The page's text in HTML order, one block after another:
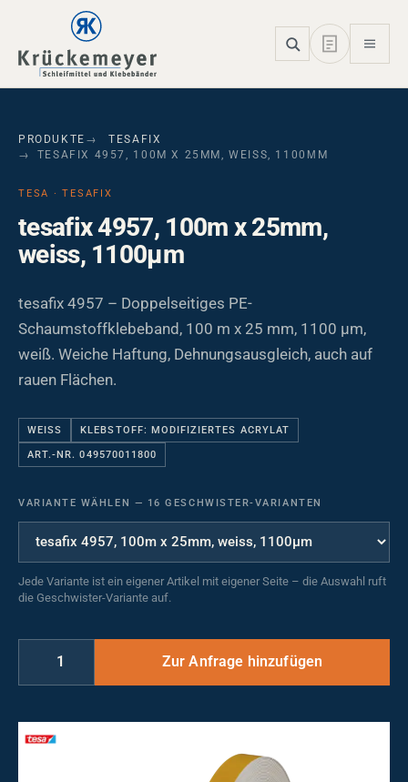
Skip to main navigation
Skip to main content
Skip to page footer
PRODUKTE
TESAFIX
TESAFIX 4957, 100M X 25MM, WEISS, 1100ΜM
TESA · TESAFIX
tesafix 4957, 100m x 25mm,
weiss, 1100µm
tesafix 4957 – Doppelseitiges PE-
Schaumstoffklebeband, 100 m x 25 mm, 1100 µm,
weiß. Weiche Haftung, Dehnungsausgleich, auch auf
rauen Flächen.
WEISS KLEBSTOFF: MODIFIZIERTES ACRYLAT
ART.-NR. 049570011800
VARIANTE WÄHLEN — 16 GESCHWISTER-VARIANTEN
Jede Variante ist ein eigener Artikel mit eigener Seite – die Auswahl ruft
die Geschwister-Variante auf.